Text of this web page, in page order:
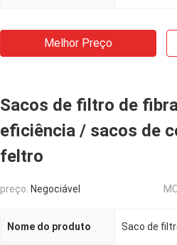
Melhor Preço
Sacos de filtro de
eficiência / sacos de
feltro
preço: Negociável
Nome do produto Saco de